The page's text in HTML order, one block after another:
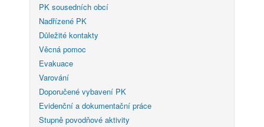
PK sousedních obcí
Nadřízené PK
Důležité kontakty
Věcná pomoc
Evakuace
Varování
Doporučené vybavení PK
Evidenční a dokumentační práce
Stupně povodňové aktivity